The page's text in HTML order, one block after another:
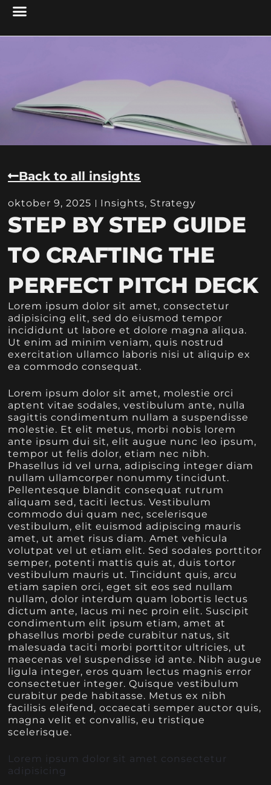
Back to all insights
oktober 9, 2025 Insights, Strategy
STEP BY STEP GUIDE
TO CRAFTING THE
PERFECT PITCH DECK
Lorem ipsum dolor sit amet, consectetur
adipisicing elit, sed do eiusmod tempor
incididunt ut labore et dolore magna aliqua.
Ut enim ad minim veniam, quis nostrud
exercitation ullamco laboris nisi ut aliquip ex
ea commodo consequat.
Lorem ipsum dolor sit amet, molestie orci
aptent vitae sodales, vestibulum ante, nulla
sagittis condimentum nullam a suspendisse
molestie. Et elit metus, morbi nobis lorem
ante ipsum dui sit, elit augue nunc leo ipsum,
tempor ut felis dolor, etiam nec nibh.
Phasellus id vel urna, adipiscing integer diam
nullam ullamcorper nonummy tincidunt.
Pellentesque blandit consequat rutrum
aliquam sed, taciti lectus. Vestibulum
commodo dui quam nec, scelerisque
vestibulum, elit euismod adipiscing mauris
amet, ut amet risus diam. Amet vehicula
volutpat vel ut etiam elit. Sed sodales porttitor
semper, potenti mattis quis at, duis tortor
vestibulum mauris ut. Tincidunt quis, arcu
etiam sapien orci, eget sit eos sed nullam
nullam, dolor interdum quam lobortis lectus
dictum ante, lacus mi nec proin elit. Suscipit
condimentum elit ipsum etiam, amet at
phasellus morbi pede curabitur natus, sit
malesuada taciti morbi porttitor ultricies, ut
maecenas vel suspendisse id ante. Nibh augue
ligula integer, eros quam lectus magnis error
consectetuer integer. Quisque vestibulum
curabitur pede habitasse. Metus ex nibh
facilisis eleifend, occaecati semper auctor quis,
magna velit et convallis, eu tristique
scelerisque.
Lorem ipsum dolor sit amet consectetur
adipisicing